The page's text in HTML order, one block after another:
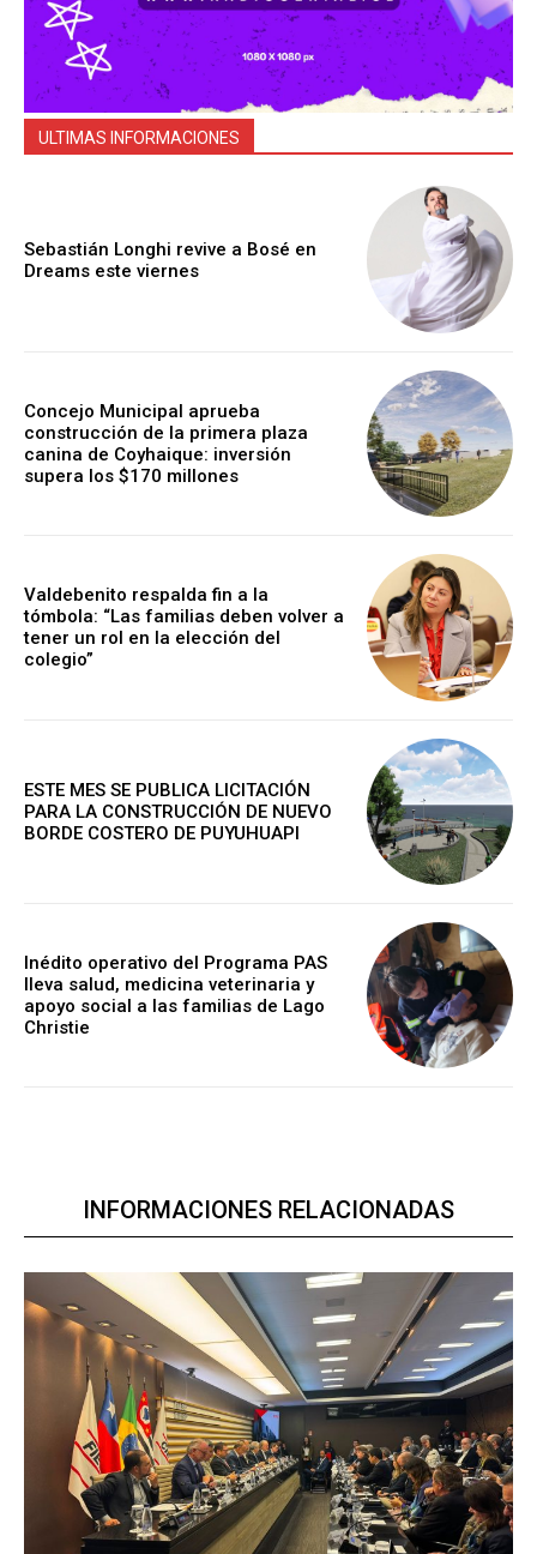
ULTIMAS INFORMACIONES
Sebastián Longhi revive a Bosé en
Dreams este viernes
Concejo Municipal aprueba
construcción de la primera plaza
canina de Coyhaique: inversión
supera los $170 millones
Valdebenito respalda fin a la
tómbola: “Las familias deben volver a
tener un rol en la elección del
colegio”
ESTE MES SE PUBLICA LICITACIÓN
PARA LA CONSTRUCCIÓN DE NUEVO
BORDE COSTERO DE PUYUHUAPI
Inédito operativo del Programa PAS
lleva salud, medicina veterinaria y
apoyo social a las familias de Lago
Christie
INFORMACIONES RELACIONADAS